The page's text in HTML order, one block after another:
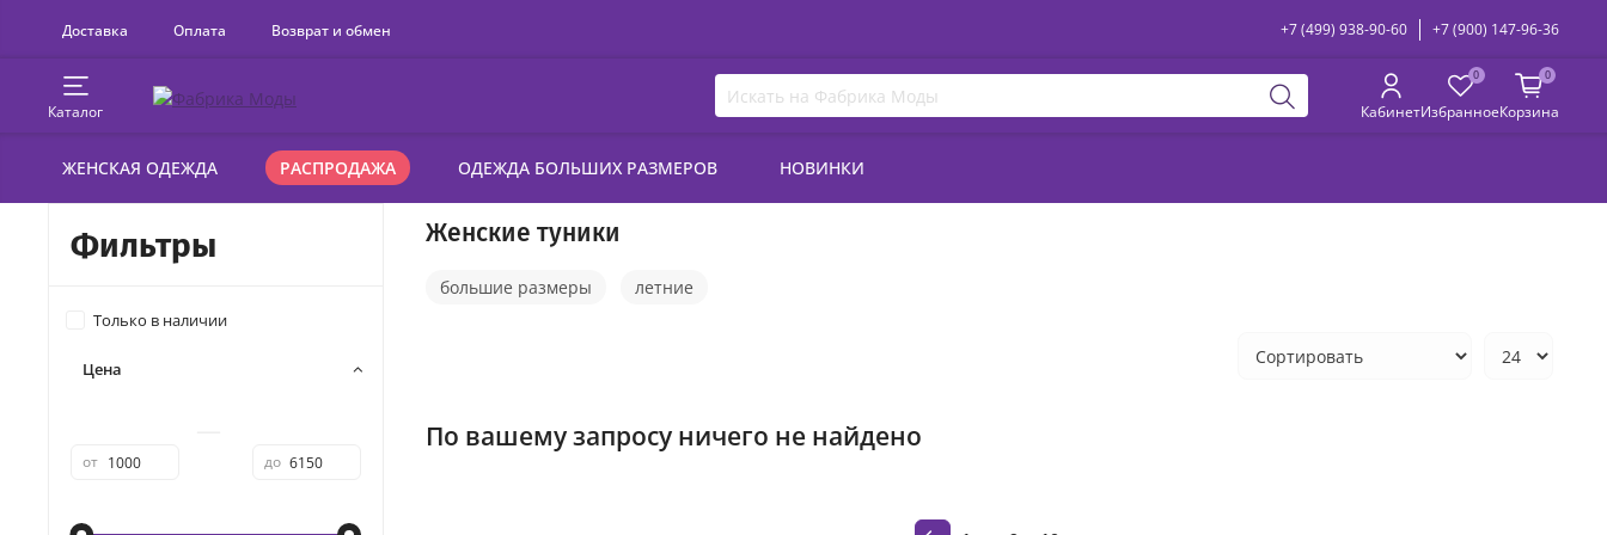
Доставка Оплата Возврат и обмен +7 (499) 938-90-60 +7 (900) 147-96-36
Каталог Кабинет
0
Избранное
0
Корзина
ЖЕНСКАЯ ОДЕЖДА РАСПРОДАЖА ОДЕЖДА БОЛЬШИХ РАЗМЕРОВ НОВИНКИ
Женские туники
большие размеры летние
По вашему запросу ничего не найдено
Фильтры
Только в наличии
Цена
от до